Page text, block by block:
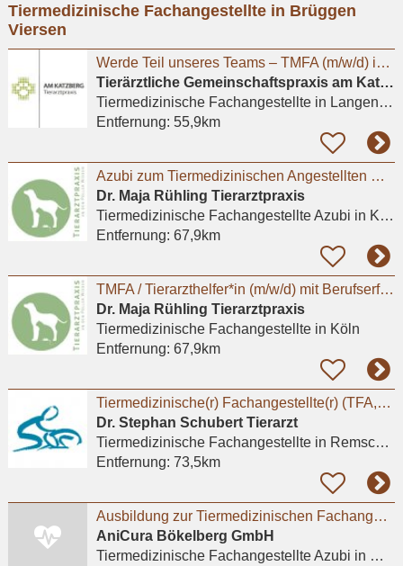
eingeben
Tiermedizinische Fachangestellte in Brüggen
Viersen
Werde Teil unseres Teams – TMFA (m/w/d) in Vollzeit
Tierärztliche Gemeinschaftspraxis am Katzberg – Köhn-Wieser und Wieser (GbR)
Tiermedizinische Fachangestelltein Langenfeld (Rheinland)
Entfernung: 55,9km
Azubi zum Tiermedizinischen Angestellten m/w/d in Kleintierpraxis Köln Poll gesucht
Dr. Maja Rühling Tierarztpraxis
Tiermedizinische Fachangestellte Azubi in Köln
Entfernung: 67,9km
TMFA / Tierarzthelfer*in (m/w/d) mit Berufserfahrung gesucht / auch Teilzeit möglich
Dr. Maja Rühling Tierarztpraxis
Tiermedizinische Fachangestelltein Köln
Entfernung: 67,9km
Tiermedizinische(r) Fachangestellte(r) (TFA,m/w/d) in Voll-oder Teilzeit
Dr. Stephan Schubert Tierarzt
Tiermedizinische Fachangestelltein Remscheid, Lüttringhausen
Entfernung: 73,5km
Ausbildung zur Tiermedizinischen Fachangestellten (m/w/d) 2026 - Mönchengladbach / Bökelberg
AniCura Bökelberg GmbH
Tiermedizinische Fachangestellte Azubi in Mönchengladbach